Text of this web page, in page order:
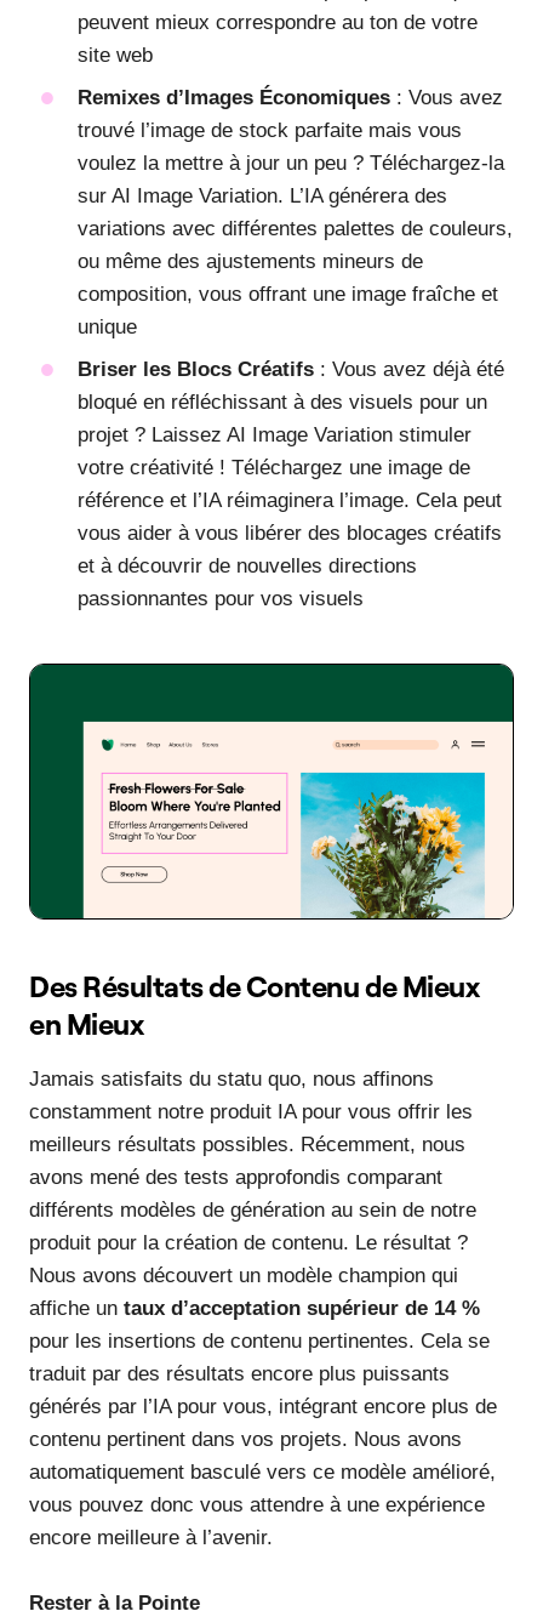
peuvent mieux correspondre au ton de votre
site web
Remixes d’Images Économiques : Vous avez
trouvé l’image de stock parfaite mais vous
voulez la mettre à jour un peu ? Téléchargez-la
sur AI Image Variation. L’IA générera des
variations avec différentes palettes de couleurs,
ou même des ajustements mineurs de
composition, vous offrant une image fraîche et
unique
Briser les Blocs Créatifs : Vous avez déjà été
bloqué en réfléchissant à des visuels pour un
projet ? Laissez AI Image Variation stimuler
votre créativité ! Téléchargez une image de
référence et l’IA réimaginera l’image. Cela peut
vous aider à vous libérer des blocages créatifs
et à découvrir de nouvelles directions
passionnantes pour vos visuels
Des Résultats de Contenu de Mieux
en Mieux
Jamais satisfaits du statu quo, nous affinons
constamment notre produit IA pour vous offrir les
meilleurs résultats possibles. Récemment, nous
avons mené des tests approfondis comparant
différents modèles de génération au sein de notre
produit pour la création de contenu. Le résultat ?
Nous avons découvert un modèle champion qui
affiche un taux d’acceptation supérieur de 14 %
pour les insertions de contenu pertinentes. Cela se
traduit par des résultats encore plus puissants
générés par l’IA pour vous, intégrant encore plus de
contenu pertinent dans vos projets. Nous avons
automatiquement basculé vers ce modèle amélioré,
vous pouvez donc vous attendre à une expérience
encore meilleure à l’avenir.
Rester à la Pointe